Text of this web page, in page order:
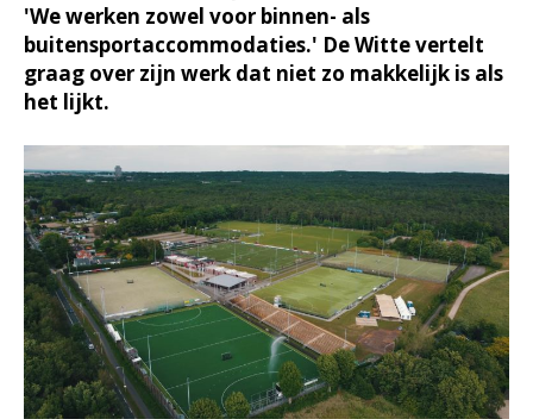
'We werken zowel voor binnen- als
buitensportaccommodaties.' De Witte vertelt
graag over zijn werk dat niet zo makkelijk is als
het lijkt.